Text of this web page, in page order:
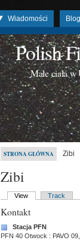
Wiadomości
Polish
Małe ciała
STRONA GŁÓWNA Zibi
Zibi
View Track
Kontakt
Stacja PFN
PFN 40 Otwock : PAVO